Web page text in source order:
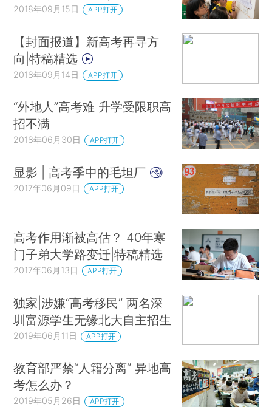
2018年09月15日 APP打开
【封面报道】新高考再寻方
向|特稿精选
2018年09月14日 APP打开
“外地人”高考难 升学受限职高
招不满
2018年06月30日 APP打开
显影 | 高考季中的毛坦厂
2017年06月09日 APP打开
高考作用渐被高估？ 40年寒
门子弟大学路变迁|特稿精选
2017年06月13日 APP打开
独家|涉嫌“高考移民” 两名深
圳富源学生无缘北大自主招生
2019年06月11日 APP打开
教育部严禁“人籍分离” 异地高
考怎么办？
2019年05月26日 APP打开